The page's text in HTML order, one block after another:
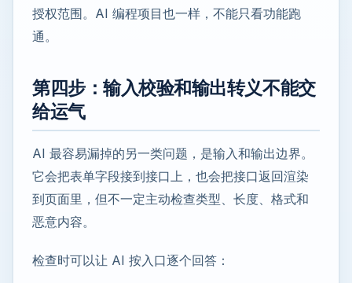
授权范围。AI 编程项目也一样，不能只看功能跑
通。
第四步：输入校验和输出转义不能交
给运气
AI 最容易漏掉的另一类问题，是输入和输出边界。
它会把表单字段接到接口上，也会把接口返回渲染
到页面里，但不一定主动检查类型、长度、格式和
恶意内容。
检查时可以让 AI 按入口逐个回答：